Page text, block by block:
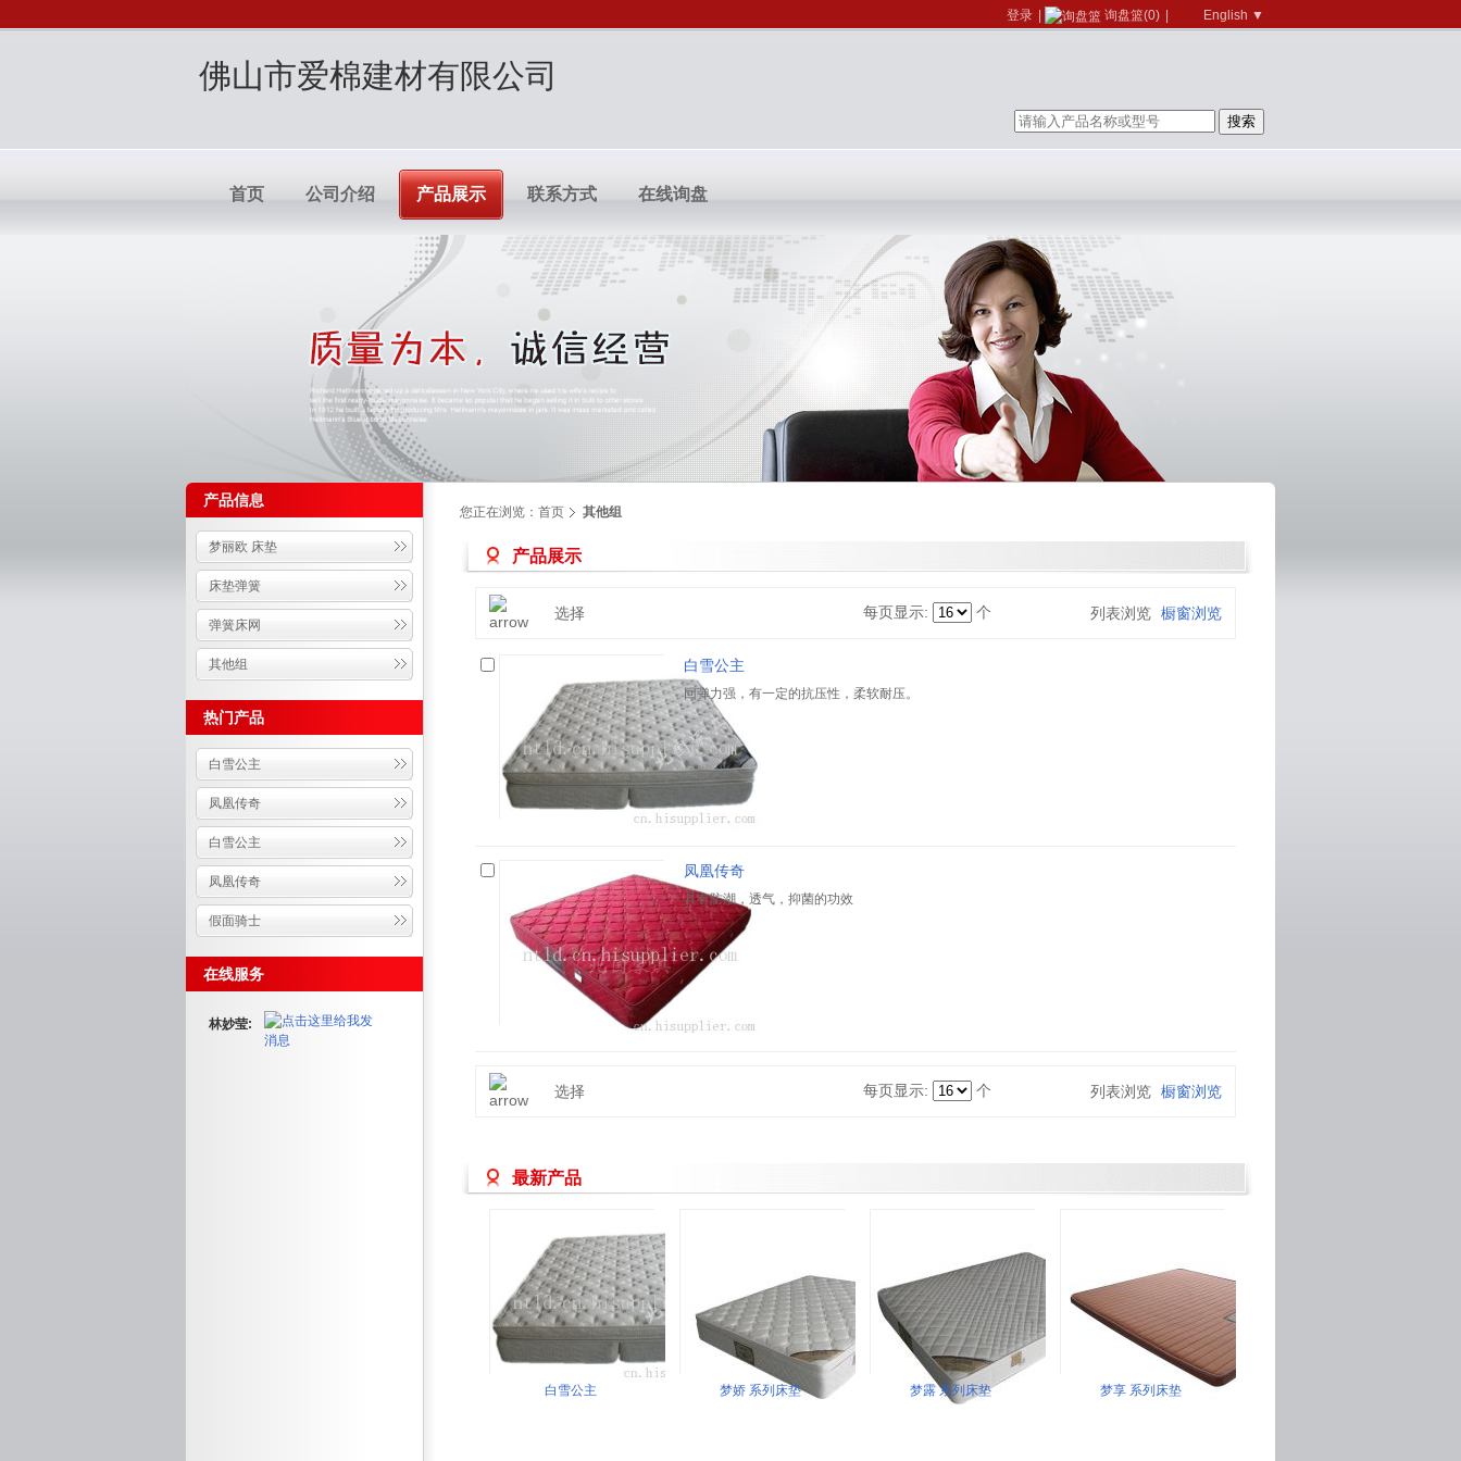
登录 询盘篮(0) English ▼
佛山市爱棉建材有限公司
首页 公司介绍 产品展示 联系方式 在线询盘
产品信息
梦丽欧 床垫
床垫弹簧
弹簧床网
其他组
热门产品
白雪公主
凤凰传奇
白雪公主
凤凰传奇
假面骑士
在线服务
林妙莹:
您正在浏览： 首页 其他组
产品展示
选择 每页显示: 个 列表浏览 橱窗浏览
白雪公主
回弹力强，有一定的抗压性，柔软耐压。
凤凰传奇
具有防潮，透气，抑菌的功效
选择 每页显示: 个 列表浏览 橱窗浏览
最新产品
白雪公主 梦娇 系列床垫 梦露 系列床垫 梦享 系列床垫